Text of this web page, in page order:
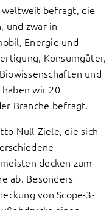
befragt, die
und zwar in
Energie und
Konsumgüter,
und
wir 20
Branche befragt.
Null-Ziele, die sich
decken zum
ab. Besonders
von Scope-3-